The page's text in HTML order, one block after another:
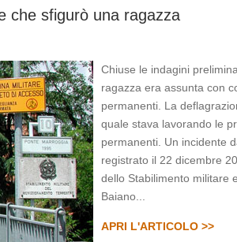
che sfigurò una ragazza
Chiuse le indagini
ragazza era assunta con
permanenti. La
quale stava lavorando le
permanenti. Un incidente
registrato il 22 dicembre
dello Stabilimento militare
Baiano...
APRI L'ARTICOLO >>